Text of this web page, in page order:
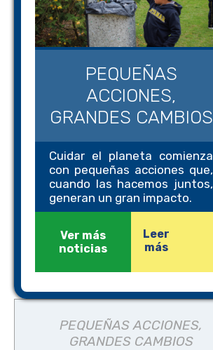
PEQUEÑAS
ACCIONES,
GRANDES CAMBIOS
Cuidar el planeta comienza
con pequeñas acciones que,
cuando las hacemos juntos,
generan un gran impacto.
Ver más
noticias
Leer
más
PEQUEÑAS ACCIONES,
GRANDES CAMBIOS